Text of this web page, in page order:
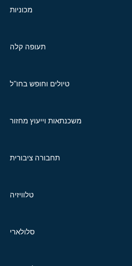
מכוניות
תעופה קלה
טיולים וחופש בחו"ל
משכנתאות וייעוץ מחזור
תחבורה ציבורית
טלוויזיה
סלולארי